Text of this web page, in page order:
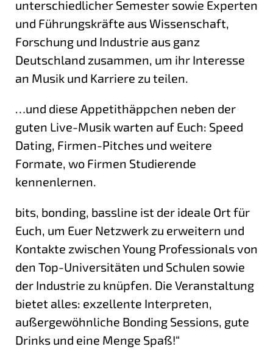
unterschiedlicher Semester sowie Experten
und Führungskräfte aus Wissenschaft,
Forschung und Industrie aus ganz
Deutschland zusammen, um ihr Interesse
an Musik und Karriere zu teilen.
…und diese Appetithäppchen neben der
guten Live-Musik warten auf Euch: Speed
Dating, Firmen-Pitches und weitere
Formate, wo Firmen Studierende
kennenlernen.
bits, bonding, bassline ist der ideale Ort für
Euch, um Euer Netzwerk zu erweitern und
Kontakte zwischen Young Professionals von
den Top-Universitäten und Schulen sowie
der Industrie zu knüpfen. Die Veranstaltung
bietet alles: exzellente Interpreten,
außergewöhnliche Bonding Sessions, gute
Drinks und eine Menge Spaß!“